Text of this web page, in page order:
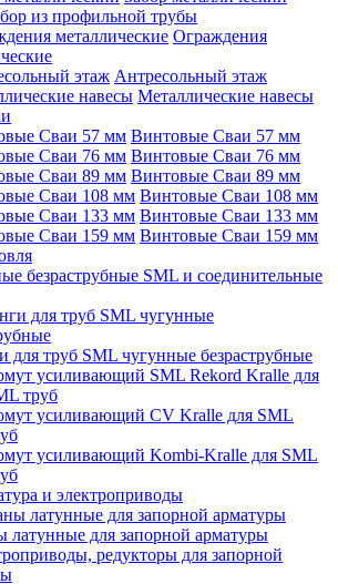
из профильной трубы
Ограждения
Антресольный этаж
Металлические навесы
Винтовые Сваи 57 мм
Винтовые Сваи 76 мм
Винтовые Сваи 89 мм
Винтовые Сваи 108 мм
Винтовые Сваи 133 мм
Винтовые Сваи 159 мм
безраструбные SML и соединительные
для труб SML чугунные безраструбные
усиливающий SML Rekord Kralle для
труб
усиливающий CV Kralle для SML
усиливающий Kombi-Kralle для SML
и электроприводы
латунные для запорной арматуры